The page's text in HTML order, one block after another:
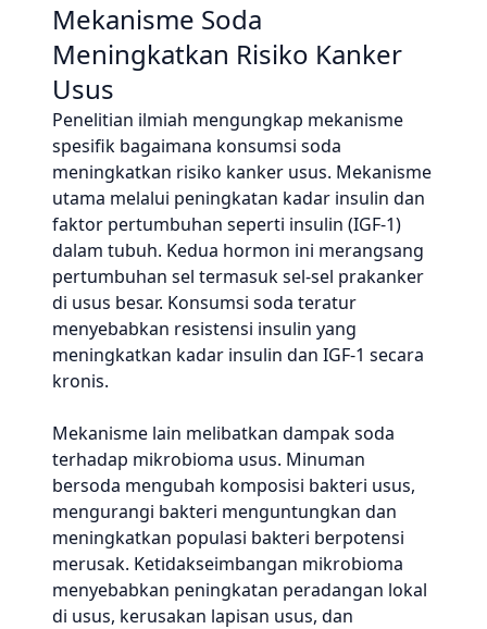
Mekanisme Soda
Meningkatkan Risiko Kanker
Usus
Penelitian ilmiah mengungkap mekanisme
spesifik bagaimana konsumsi soda
meningkatkan risiko kanker usus. Mekanisme
utama melalui peningkatan kadar insulin dan
faktor pertumbuhan seperti insulin (IGF-1)
dalam tubuh. Kedua hormon ini merangsang
pertumbuhan sel termasuk sel-sel prakanker
di usus besar. Konsumsi soda teratur
menyebabkan resistensi insulin yang
meningkatkan kadar insulin dan IGF-1 secara
kronis.
Mekanisme lain melibatkan dampak soda
terhadap mikrobioma usus. Minuman
bersoda mengubah komposisi bakteri usus,
mengurangi bakteri menguntungkan dan
meningkatkan populasi bakteri berpotensi
merusak. Ketidakseimbangan mikrobioma
menyebabkan peningkatan peradangan lokal
di usus, kerusakan lapisan usus, dan